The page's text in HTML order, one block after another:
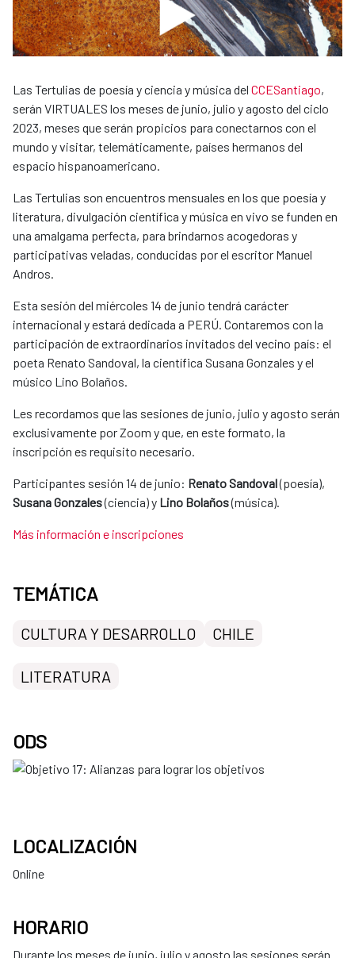
Las Tertulias de poesía y ciencia y música del CCESantiago,
serán VIRTUALES los meses de junio, julio y agosto del ciclo
2023, meses que serán propicios para conectarnos con el
mundo y visitar, telemáticamente, países hermanos del
espacio hispanoamericano.
Las Tertulias son encuentros mensuales en los que poesía y
literatura, divulgación científica y música en vivo se funden en
una amalgama perfecta, para brindarnos acogedoras y
participativas veladas, conducidas por el escritor Manuel
Andros.
Esta sesión del miércoles 14 de junio tendrá carácter
internacional y estará dedicada a PERÚ. Contaremos con la
participación de extraordinarios invitados del vecino país: el
poeta Renato Sandoval, la científica Susana Gonzales y el
músico Lino Bolaños.
Les recordamos que las sesiones de junio, julio y agosto serán
exclusivamente por Zoom y que, en este formato, la
inscripción es requisito necesario.
Participantes sesión 14 de junio: Renato Sandoval(poesía),
Susana Gonzales(ciencia) y Lino Bolaños(música).
Más información e inscripciones
TEMÁTICA
CULTURA Y DESARROLLO CHILE
LITERATURA
ODS
LOCALIZACIÓN
Online
HORARIO
Durante los meses de junio, julio y agosto las sesiones serán